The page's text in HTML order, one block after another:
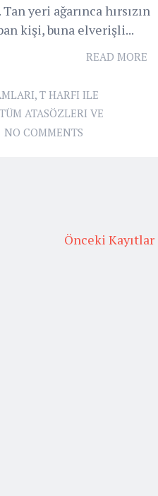
yeri ağarınca hırsızın
kişi, buna elverişli...
READ MORE
, T HARFI ILE
ATASÖZLERI VE
NO COMMENTS
Önceki